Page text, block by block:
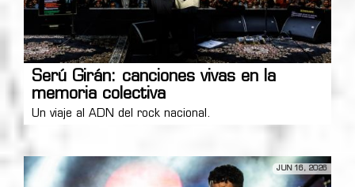
Serú Girán: canciones vivas en la
memoria colectiva
Un viaje al ADN del rock nacional.
JUN 16, 2026